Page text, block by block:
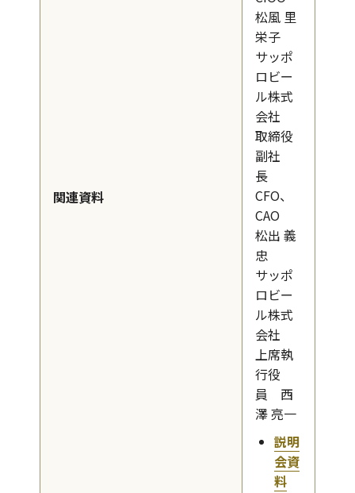
関連資料
松風 里
栄子
サッポ
ロビー
ル株式
会社
取締役
副社
長
CFO、
CAO
松出 義
忠
サッポ
ロビー
ル株式
会社
上席執
行役
員 西
澤 亮一
説明
会資
料